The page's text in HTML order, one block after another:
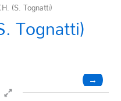
(S. Tognatti)
Tognatti)
→